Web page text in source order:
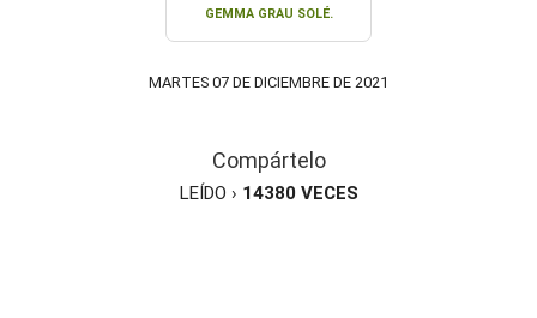
GEMMA GRAU SOLÉ.
MARTES 07 DE DICIEMBRE DE 2021
Compártelo
LEÍDO › 14380VECES